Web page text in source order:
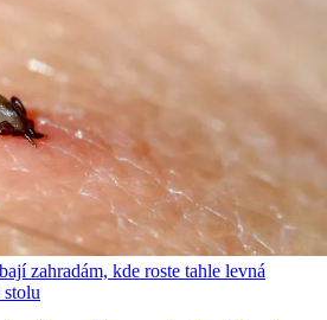
zahradám, kde roste tahle levná